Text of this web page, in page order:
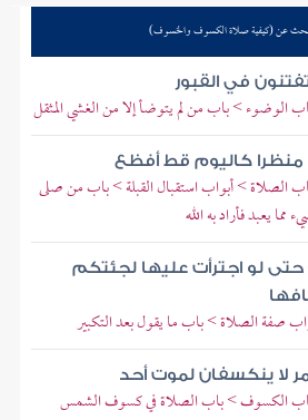
عن (كيفية صلاة الكسوف والخسوف)
في القبور
> باب من لم يتوضأ إلا من الغشي المثقل
منظرا كاليوم قط أفظع
> أبواب استقبال القبلة > باب من صلى
مما يعبد فأراد به الله
لو اجترأت عليها لجئتكم
صفة الصلاة > باب ما يقول بعد التكبير
لا ينكسفان لموت أحد
الكسوف > باب الصلاة في كسوف الشمس